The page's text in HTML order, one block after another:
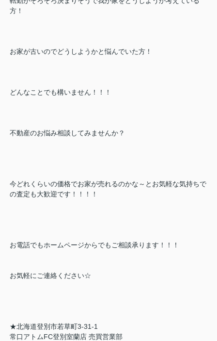
方！
お家が古いのでどうしようかと悩んでいた方！
どんなことでも構いません！！！
不動産のお悩み相談してみませんか？
今どれくらいの価格でお家が売れるのかな～とお気軽な気持ちで
の査定も大歓迎です！！！！
お電話でもホームページからでもご相談承ります！！！
お気軽にご連絡ください☆
★北海道登別市若草町3-31-1
常口アトムFC登別室蘭店 売買営業部